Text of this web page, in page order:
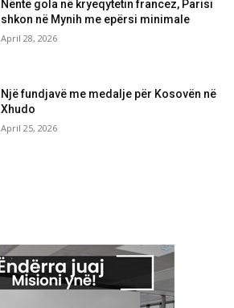
Nëntë gola në kryeqytetin francez, Parisi
shkon në Mynih me epërsi minimale
April 28, 2026
Një fundjavë me medalje për Kosovën në
Xhudo
April 25, 2026